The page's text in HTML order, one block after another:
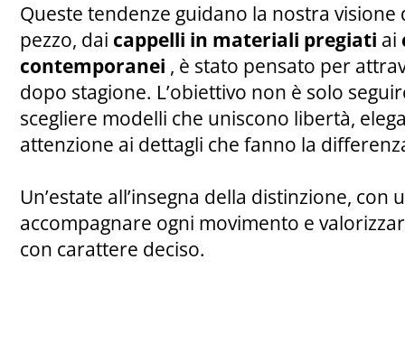
Queste tendenze guidano la nostra visione
pezzo, dai cappelli in materiali pregiati ai
contemporanei , è stato pensato per
dopo stagione. L’obiettivo non è solo
scegliere modelli che uniscono libertà,
attenzione ai dettagli che fanno la
Un’estate all’insegna della distinzione,
accompagnare ogni movimento e
con carattere deciso.